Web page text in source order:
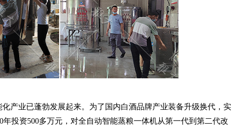
产业已蓬勃发展起来。为了国内白酒品牌产业装备升级换代，实
投资500多万元，对全自动智能蒸粮一体机从第一代到第二代改